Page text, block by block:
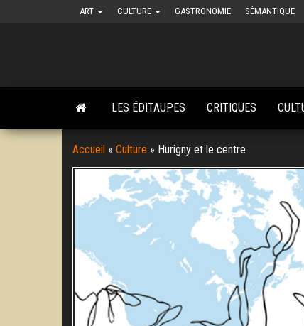
ART CULTURE GASTRONOMIE SÉMANTIQUE
LES ÉDITAUPES CRITIQUES
Accueil » Culture » Hurigny et le centre